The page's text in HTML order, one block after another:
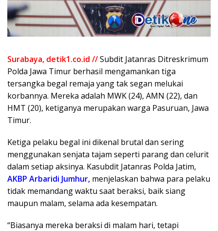
Surabaya, detik1.co.id //Subdit Jatanras Ditreskrimum
Polda Jawa Timur berhasil mengamankan tiga
tersangka begal remaja yang tak segan melukai
korbannya. Mereka adalah MWK (24), AMN (22), dan
HMT (20), ketiganya merupakan warga Pasuruan, Jawa
Timur.
Ketiga pelaku begal ini dikenal brutal dan sering
menggunakan senjata tajam seperti parang dan celurit
dalam setiap aksinya. Kasubdit Jatanras Polda Jatim,
AKBP Arbaridi Jumhur, menjelaskan bahwa para pelaku
tidak memandang waktu saat beraksi, baik siang
maupun malam, selama ada kesempatan.
“Biasanya mereka beraksi di malam hari, tetapi